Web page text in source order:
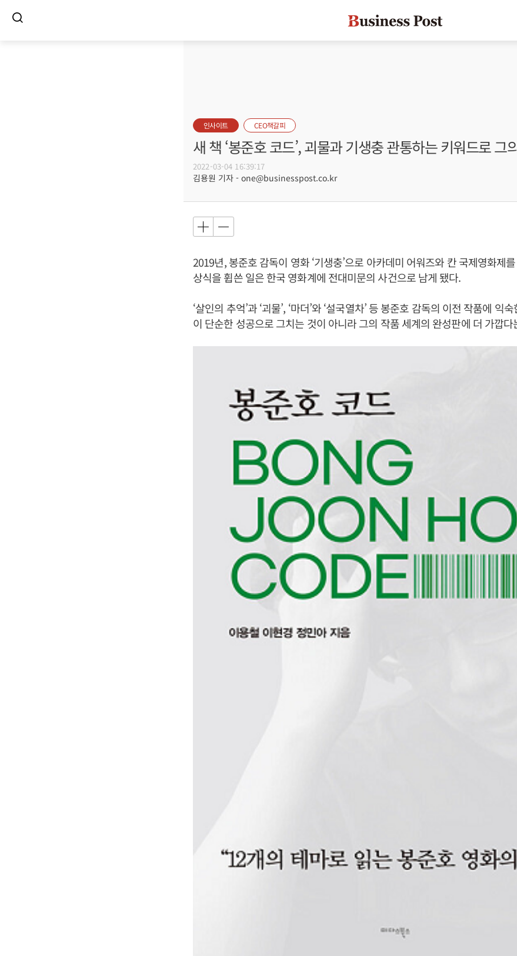
인사이트 CEO책갈피
새 책 ‘봉준호 코드’, 괴물과 기생충 관통하는 키워드로 그
2022-03-04 16:39:17
김용원 기자 - one@businesspost.co.kr
2019년, 봉준호 감독이 영화 ‘기생충’으로 아카데미 어워즈와 칸 국제영화제
상식을 휩쓴 일은 한국 영화계에 전대미문의 사건으로 남게 됐다.
‘살인의 추억’과 ‘괴물’, ‘마더’와 ‘설국열차’ 등 봉준호 감독의 이전 작품에 익
이 단순한 성공으로 그치는 것이 아니라 그의 작품 세계의 완성판에 더 가깝